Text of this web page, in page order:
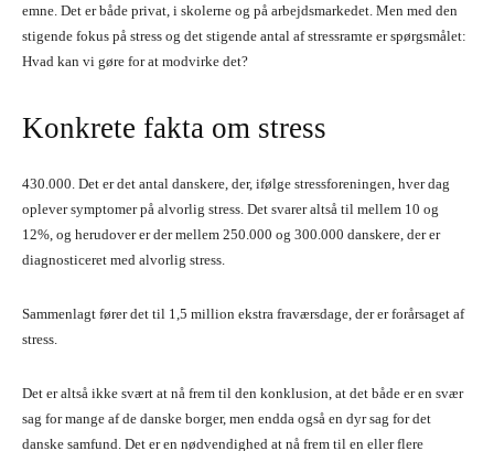
emne. Det er både privat, i skolerne og på arbejdsmarkedet. Men med den
stigende fokus på stress og det stigende antal af stressramte er spørgsmålet:
Hvad kan vi gøre for at modvirke det?
Konkrete fakta om stress
430.000. Det er det antal danskere, der, ifølge stressforeningen, hver dag
oplever symptomer på alvorlig stress. Det svarer altså til mellem 10 og
12%, og herudover er der mellem 250.000 og 300.000 danskere, der er
diagnosticeret med alvorlig stress.
Sammenlagt fører det til 1,5 million ekstra fraværsdage, der er forårsaget af
stress.
Det er altså ikke svært at nå frem til den konklusion, at det både er en svær
sag for mange af de danske borger, men endda også en dyr sag for det
danske samfund. Det er en nødvendighed at nå frem til en eller flere